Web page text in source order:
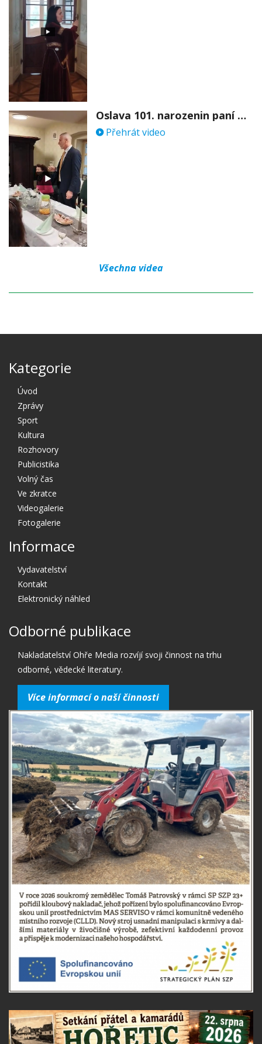
Oslava 101. narozenin paní Věry Skořepové
Přehrát video
Všechna videa
Kategorie
Úvod
Zprávy
Sport
Kultura
Rozhovory
Publicistika
Volný čas
Ve zkratce
Videogalerie
Fotogalerie
Informace
Vydavatelství
Kontakt
Elektronický náhled
Odborné publikace
Nakladatelství Ohře Media rozvíjí svoji činnost na trhu
odborné, vědecké literatury.
Více informací o naší činnosti